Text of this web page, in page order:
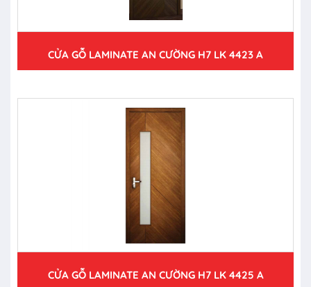
CỬA GỖ LAMINATE AN CƯỜNG H7 LK 4423 A
CỬA GỖ LAMINATE AN CƯỜNG H7 LK 4425 A